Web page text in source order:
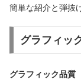
簡単な紹介と弾抜
グラフィッ
グラフィック品質